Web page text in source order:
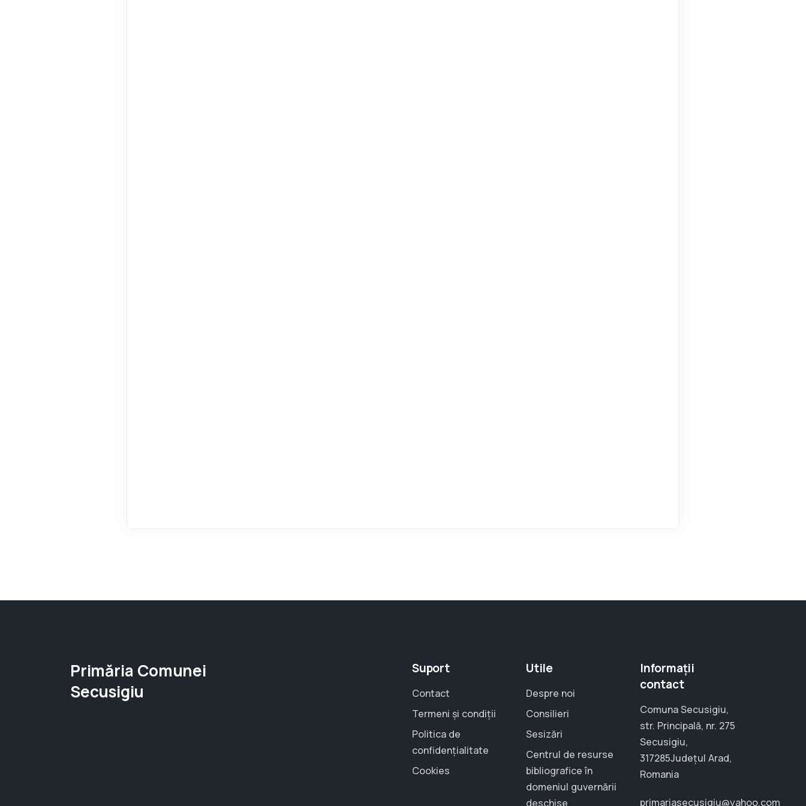
Primăria Comunei
Secusigiu
Suport
Contact
Termeni și condiții
Politica de
confidențialitate
Cookies
Utile
Despre noi
Consilieri
Sesizări
Centrul de resurse
bibliografice în
domeniul guvernării
deschise
Informații
contact
Comuna Secusigiu,
str. Principală, nr. 275
Secusigiu,
317285Județul Arad,
Romania
primariasecusigiu@yahoo.com